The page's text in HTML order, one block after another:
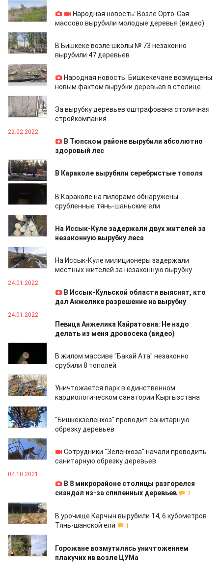
16.04.2022
Народная новость: Возле Орто-Сая
массово вырубили молодые деревья (видео)
13.04.2022
В Бишкеке возле школы № 73 незаконно
вырубили 47 деревьев
12.04.2022
Народная новость: Бишкекечане возмущены
новым фактом вырубки деревьев в столице
26.03.2022
За вырубку деревьев оштрафована столичная
стройкомпания
22.02.2022
В Тюпском районе вырубили абсолютно
здоровый лес
18.02.2022
В Караколе вырубили серебристые тополя
В Караколе на пилораме обнаружены
срубленные тянь-шаньские ели
26.01.2022
На Иссык-Куле задержали двух жителей за
незаконную вырубку леса
24.01.2022
На Иссык-Куле милиционеры задержали
местных жителей за незаконную вырубку
24.01.2022
В Иссык-Кульской области выяснят, кто
дал Анжелике разрешение на вырубку
24.01.2022
Певица Анжелика Кайратовна: Не надо
делать из меня дровосека (видео)
В жилом массиве "Бакай Ата" незаконно
срубили 8 тополей
30.11.2021
Уничтожается парк в единственном
кардиологическом санатории Кыргызстана
05.11.2021
"Бишкекзеленхоз" проводит санитарную
обрезку деревьев
21.10.2021
Сотрудники "Зеленхоза" начали проводить
санитарную обрезку деревьев
04.10.2021
В 8 микрорайоне столицы разгорелся
скандал из-за спиленных деревьев
3
14.09.2021
В урочище Карчын вырубили 14, 6 кубометров
Тянь-шанской ели
1
07.07.2021
Горожане возмутились уничтожением
плакучих ив возле ЦУМа